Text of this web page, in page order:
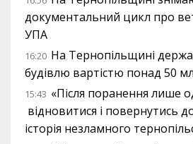
документальний цикл про
УПА
16:20 На Тернопільщині
будівлю вартістю понад 50
15:43 «Після поранення лише
відновитися і повернутись
історія незламного